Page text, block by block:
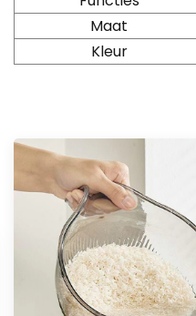
Maat
Kleur